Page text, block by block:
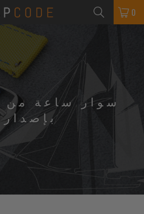
0
سوار ساعة من